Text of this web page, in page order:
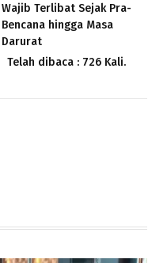
Wajib Terlibat Sejak Pra-
Bencana hingga Masa
Darurat
Telah dibaca : 726 Kali.